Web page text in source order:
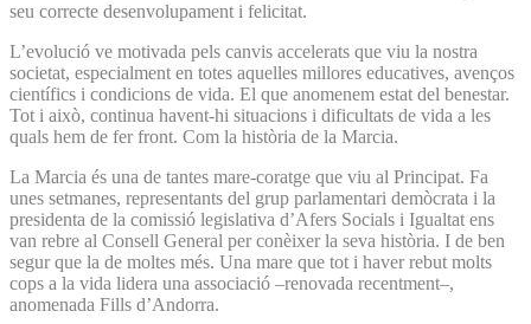
seu correcte desenvolupament i felicitat.
L’evolució ve motivada pels canvis accelerats que viu la nostra
societat, especialment en totes aquelles millores educatives, avenços
científics i condicions de vida. El que anomenem estat del benestar.
Tot i això, continua havent-hi situacions i dificultats de vida a les
quals hem de fer front. Com la història de la Marcia.
La Marcia és una de tantes mare-coratge que viu al Principat. Fa
unes setmanes, representants del grup parlamentari demòcrata i la
presidenta de la comissió legislativa d’Afers Socials i Igualtat ens
van rebre al Consell General per conèixer la seva història. I de ben
segur que la de moltes més. Una mare que tot i haver rebut molts
cops a la vida lidera una associació –renovada recentment–,
anomenada Fills d’Andorra.